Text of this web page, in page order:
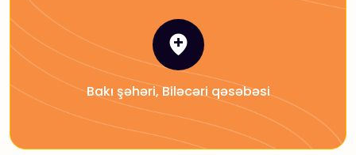
Bakı şəhəri, Biləcəri qəsəbəsi